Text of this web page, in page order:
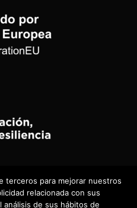
Stripe MasterCard
On
terceros para mejorar nuestros
relacionada con sus
de sus hábitos de